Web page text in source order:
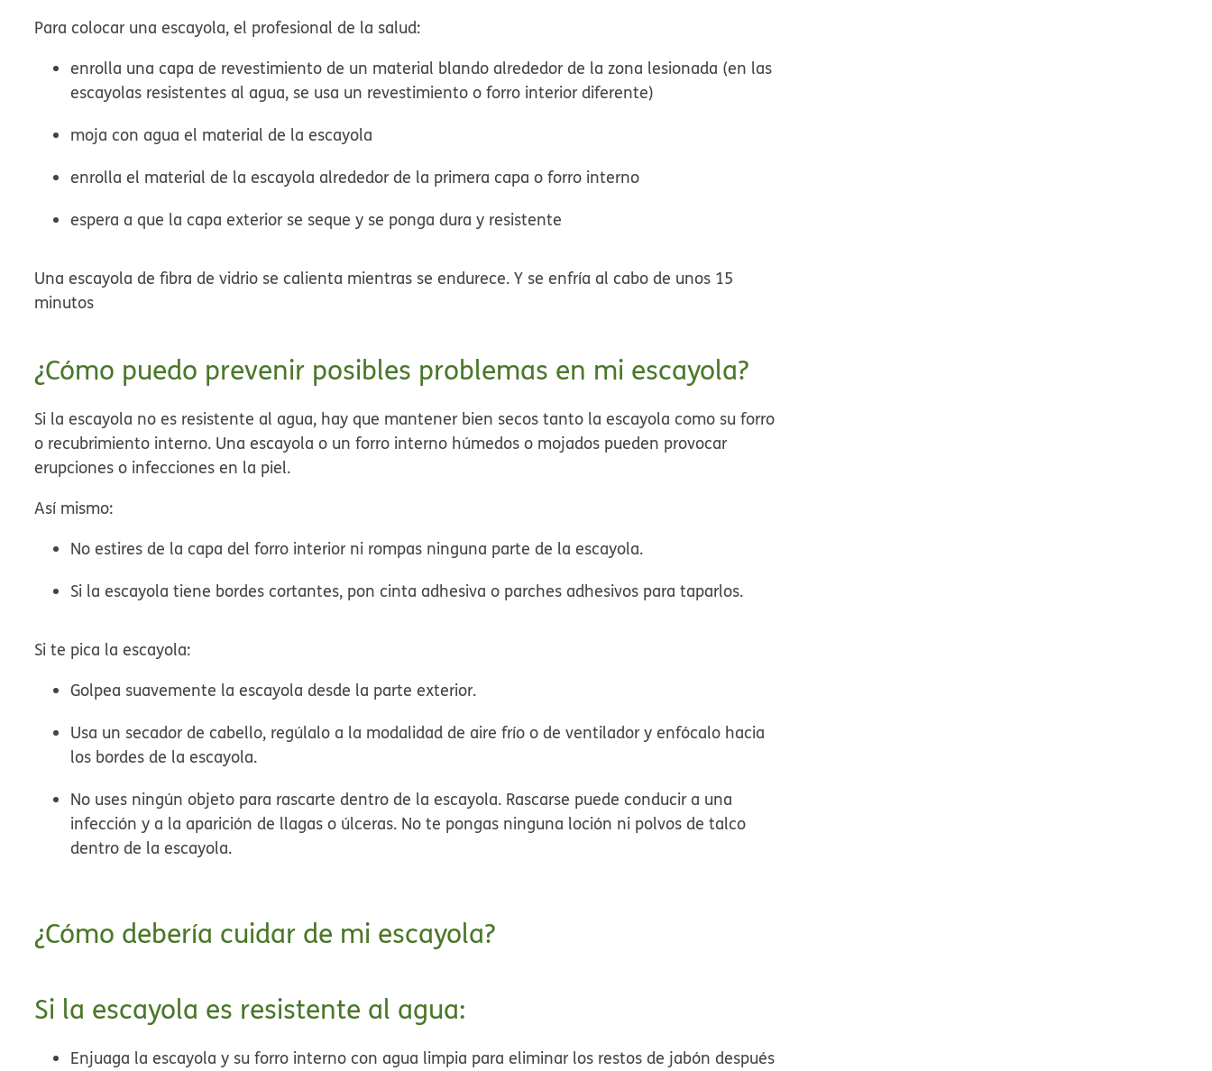
Para colocar una escayola, el profesional de la salud:
enrolla una capa de revestimiento de un material blando alrededor de la zona lesionada (en las
escayolas resistentes al agua, se usa un revestimiento o forro interior diferente)
moja con agua el material de la escayola
enrolla el material de la escayola alrededor de la primera capa o forro interno
espera a que la capa exterior se seque y se ponga dura y resistente
Una escayola de fibra de vidrio se calienta mientras se endurece. Y se enfría al cabo de unos 15
minutos
¿Cómo puedo prevenir posibles problemas en mi escayola?
Si la escayola no es resistente al agua, hay que mantener bien secos tanto la escayola como su forro
o recubrimiento interno. Una escayola o un forro interno húmedos o mojados pueden provocar
erupciones o infecciones en la piel.
Así mismo:
No estires de la capa del forro interior ni rompas ninguna parte de la escayola.
Si la escayola tiene bordes cortantes, pon cinta adhesiva o parches adhesivos para taparlos.
Si te pica la escayola:
Golpea suavemente la escayola desde la parte exterior.
Usa un secador de cabello, regúlalo a la modalidad de aire frío o de ventilador y enfócalo hacia
los bordes de la escayola.
No uses ningún objeto para rascarte dentro de la escayola. Rascarse puede conducir a una
infección y a la aparición de llagas o úlceras. No te pongas ninguna loción ni polvos de talco
dentro de la escayola.
¿Cómo debería cuidar de mi escayola?
Si la escayola es resistente al agua:
Enjuaga la escayola y su forro interno con agua limpia para eliminar los restos de jabón después